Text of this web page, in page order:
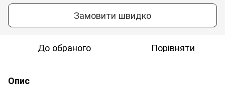
Замовити швидко
До обраного Порівняти
Опис